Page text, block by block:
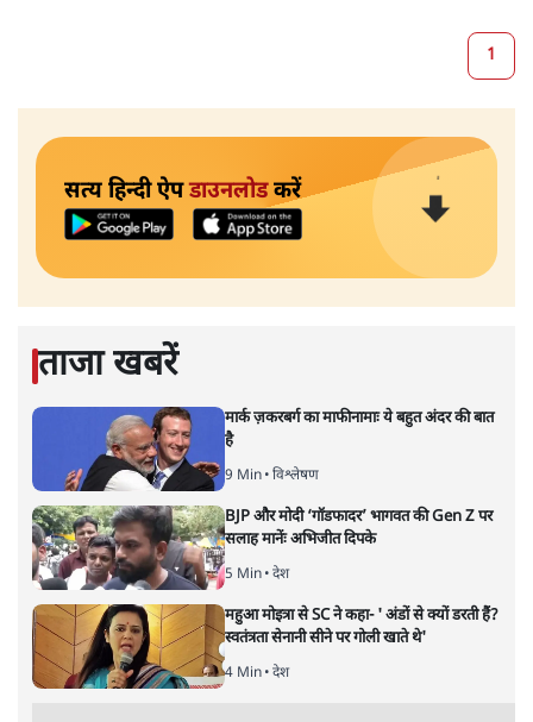
1
सत्य हिन्दी ऐपडाउनलोडकरें
ताजा खबरें
मार्क ज़करबर्ग का माफीनामाः ये बहुत अंदर की बात
है
9 Min• विश्लेषण
BJP और मोदी ‘गॉडफादर’ भागवत की Gen Z पर
सलाह मानेंः अभिजीत दिपके
5 Min• देश
महुआ मोइत्रा से SC ने कहा- ' अंडों से क्यों डरती हैं?
स्वतंत्रता सेनानी सीने पर गोली खाते थे'
4 Min• देश